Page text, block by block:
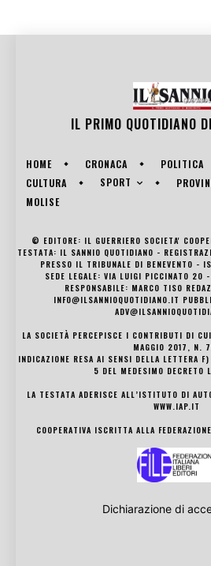
IL PRIMO QUOTIDIANO DI
HOME CRONACA POLITICA
CULTURA
SPORT
MOLISE
© EDITORE: IL GUERRIERO SOCIETA'
TESTATA: IL SANNIO QUOTIDIANO -
PRESSO IL TRIBUNALE DI BENEVENTO -
SEDE LEGALE: VIA LUIGI PICCINATO 20 -
RESPONSABILE: MARCO TISO
INFO@ILSANNIOQUOTIDIANO.IT
LA SOCIETÀ PERCEPISCE I CONTRIBUTI DI
MAGGIO 2017, N.
INDICAZIONE RESA AI SENSI DELLA LETTERA
5 DEL MEDESIMO DECRETO
LA TESTATA ADERISCE ALL’ISTITUTO DI
WWW.IAP.IT
COOPERATIVA ISCRITTA ALLA
Dichiarazione di